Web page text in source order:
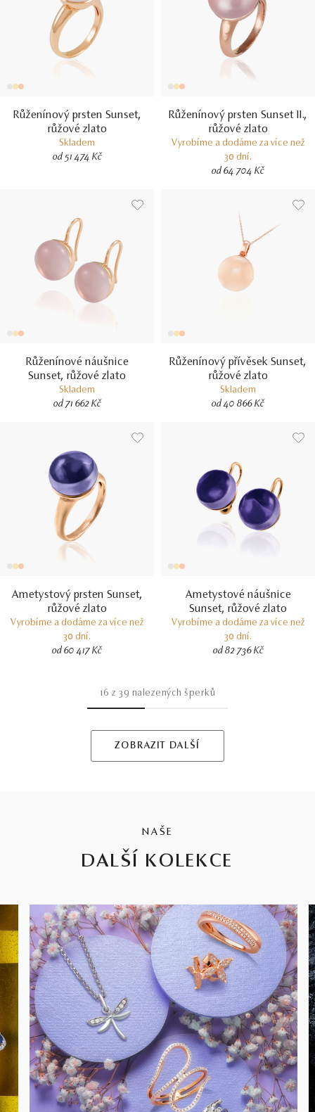
Růženínový prsten Sunset,
růžové zlato
Skladem
od 51 474 Kč
Růženínový prsten Sunset II.,
růžové zlato
Vyrobíme a dodáme za více než
30 dní.
od 64 704 Kč
Růženínové náušnice
Sunset, růžové zlato
Skladem
od 71 662 Kč
Růženínový přívěsek Sunset,
růžové zlato
Skladem
od 40 866 Kč
Ametystový prsten Sunset,
růžové zlato
Vyrobíme a dodáme za více než
30 dní.
od 60 417 Kč
Ametystové náušnice
Sunset, růžové zlato
Vyrobíme a dodáme za více než
30 dní.
od 82 736 Kč
16 z39 nalezených šperků
ZOBRAZIT DALŠÍ
NAŠE
DALŠÍ KOLEKCE